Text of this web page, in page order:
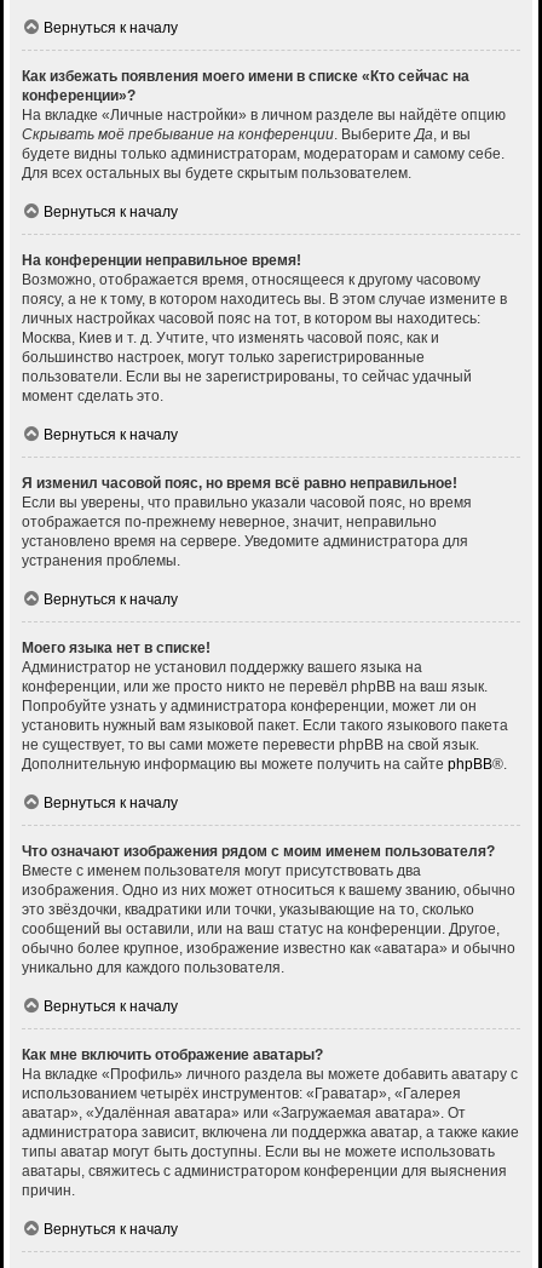
Вернуться к началу
Как избежать появления моего имени в списке «Кто сейчас на
конференции»?
На вкладке «Личные настройки» в личном разделе вы найдёте опцию
Скрывать моё пребывание на конференции. ВыберитеДа, и вы
будете видны только администраторам, модераторам и самому себе.
Для всех остальных вы будете скрытым пользователем.
Вернуться к началу
На конференции неправильное время!
Возможно, отображается время, относящееся к другому часовому
поясу, а не к тому, в котором находитесь вы. В этом случае измените в
личных настройках часовой пояс на тот, в котором вы находитесь:
Москва, Киев и т. д. Учтите, что изменять часовой пояс, как и
большинство настроек, могут только зарегистрированные
пользователи. Если вы не зарегистрированы, то сейчас удачный
момент сделать это.
Вернуться к началу
Я изменил часовой пояс, но время всё равно неправильное!
Если вы уверены, что правильно указали часовой пояс, но время
отображается по-прежнему неверное, значит, неправильно
установлено время на сервере. Уведомите администратора для
устранения проблемы.
Вернуться к началу
Моего языка нет в списке!
Администратор не установил поддержку вашего языка на
конференции, или же просто никто не перевёл phpBB на ваш язык.
Попробуйте узнать у администратора конференции, может ли он
установить нужный вам языковой пакет. Если такого языкового пакета
не существует, то вы сами можете перевести phpBB на свой язык.
Дополнительную информацию вы можете получить на сайте phpBB®.
Вернуться к началу
Что означают изображения рядом с моим именем пользователя?
Вместе с именем пользователя могут присутствовать два
изображения. Одно из них может относиться к вашему званию, обычно
это звёздочки, квадратики или точки, указывающие на то, сколько
сообщений вы оставили, или на ваш статус на конференции. Другое,
обычно более крупное, изображение известно как «аватара» и обычно
уникально для каждого пользователя.
Вернуться к началу
Как мне включить отображение аватары?
На вкладке «Профиль» личного раздела вы можете добавить аватару с
использованием четырёх инструментов: «Граватар», «Галерея
аватар», «Удалённая аватара» или «Загружаемая аватара». От
администратора зависит, включена ли поддержка аватар, а также какие
типы аватар могут быть доступны. Если вы не можете использовать
аватары, свяжитесь с администратором конференции для выяснения
причин.
Вернуться к началу